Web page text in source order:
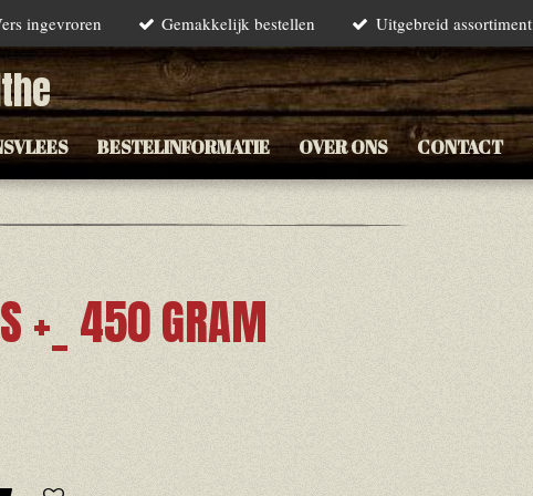
ingevroren Gemakkelijk bestellen Uitgebreid assortiment
BESTELINFORMATIE OVER ONS CONTACT
+_ 450 GRAM